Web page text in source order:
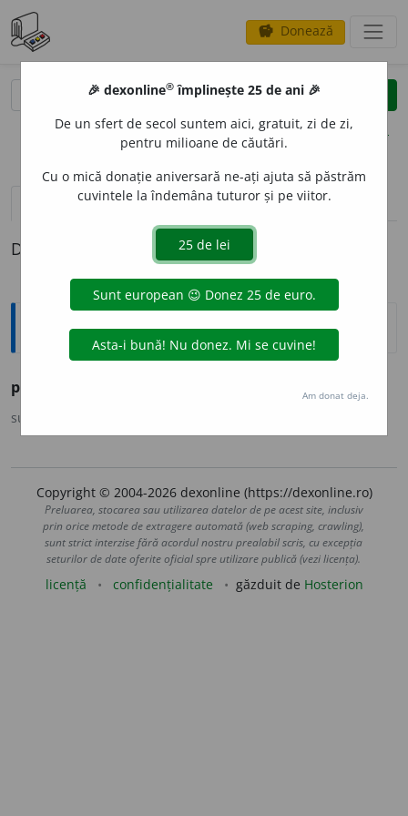
savings Donează
clear
opțiuni
definiții (1)
Definiția cu ID-ul 699197:
Explicative DEX
prigoníre
sursa:
Copyright © 2004-2026 dexonline (https://dexonline.ro)
Preluarea, stocarea sau utilizarea datelor de pe acest site, inclusiv
prin orice metode de extragere automată (web scraping, crawling),
sunt strict interzise fără acordul nostru prealabil scris, cu excepția
seturilor de date oferite oficial spre utilizare publică (vezi licența).
licență confidențialitate găzduit de Hosterion
🎉 dexonline® împlinește 25 de ani 🎉
De un sfert de secol suntem aici, gratuit, zi de zi,
pentru milioane de căutări.
Cu o mică donație aniversară ne-ați ajuta să păstrăm
cuvintele la îndemâna tuturor și pe viitor.
Am donat deja.